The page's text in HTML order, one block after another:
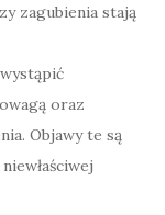
zagubienia stają
oraz
Objawy te są